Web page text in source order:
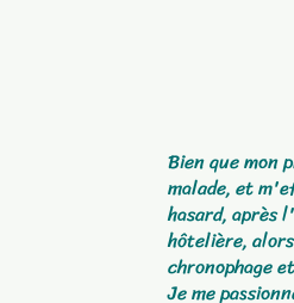
Bien que mon
malade, et
hasard, après
hôtelière,
chronophage
Je me